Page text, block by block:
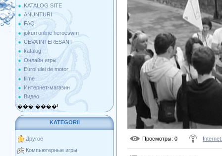
KATALOG SITE
ANUNTURI
FAQ
jokuri online heroeswm
CEVA INTERESANT
katalog
Онлайн игры
Eurol ulei de motor
filme
Интернет-магазин
Видео
��� ����!
KATEGORII
Другое
Компьютерные игры
Просмотры: 0